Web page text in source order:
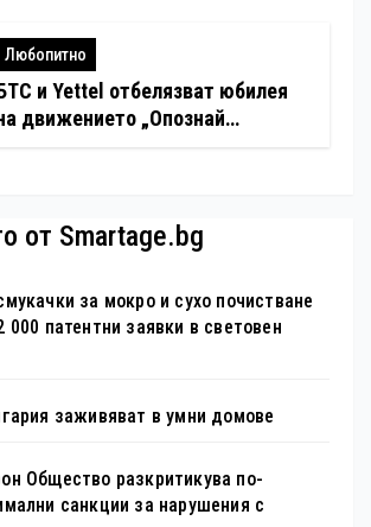
Любопитно
и Yettel отбелязват юбилея
движението „Опознай
от Smartage.bg
за мокро и сухо почистване
000 патентни заявки в световен
заживяват в умни домове
Общество разкритикува по-
санкции за нарушения с